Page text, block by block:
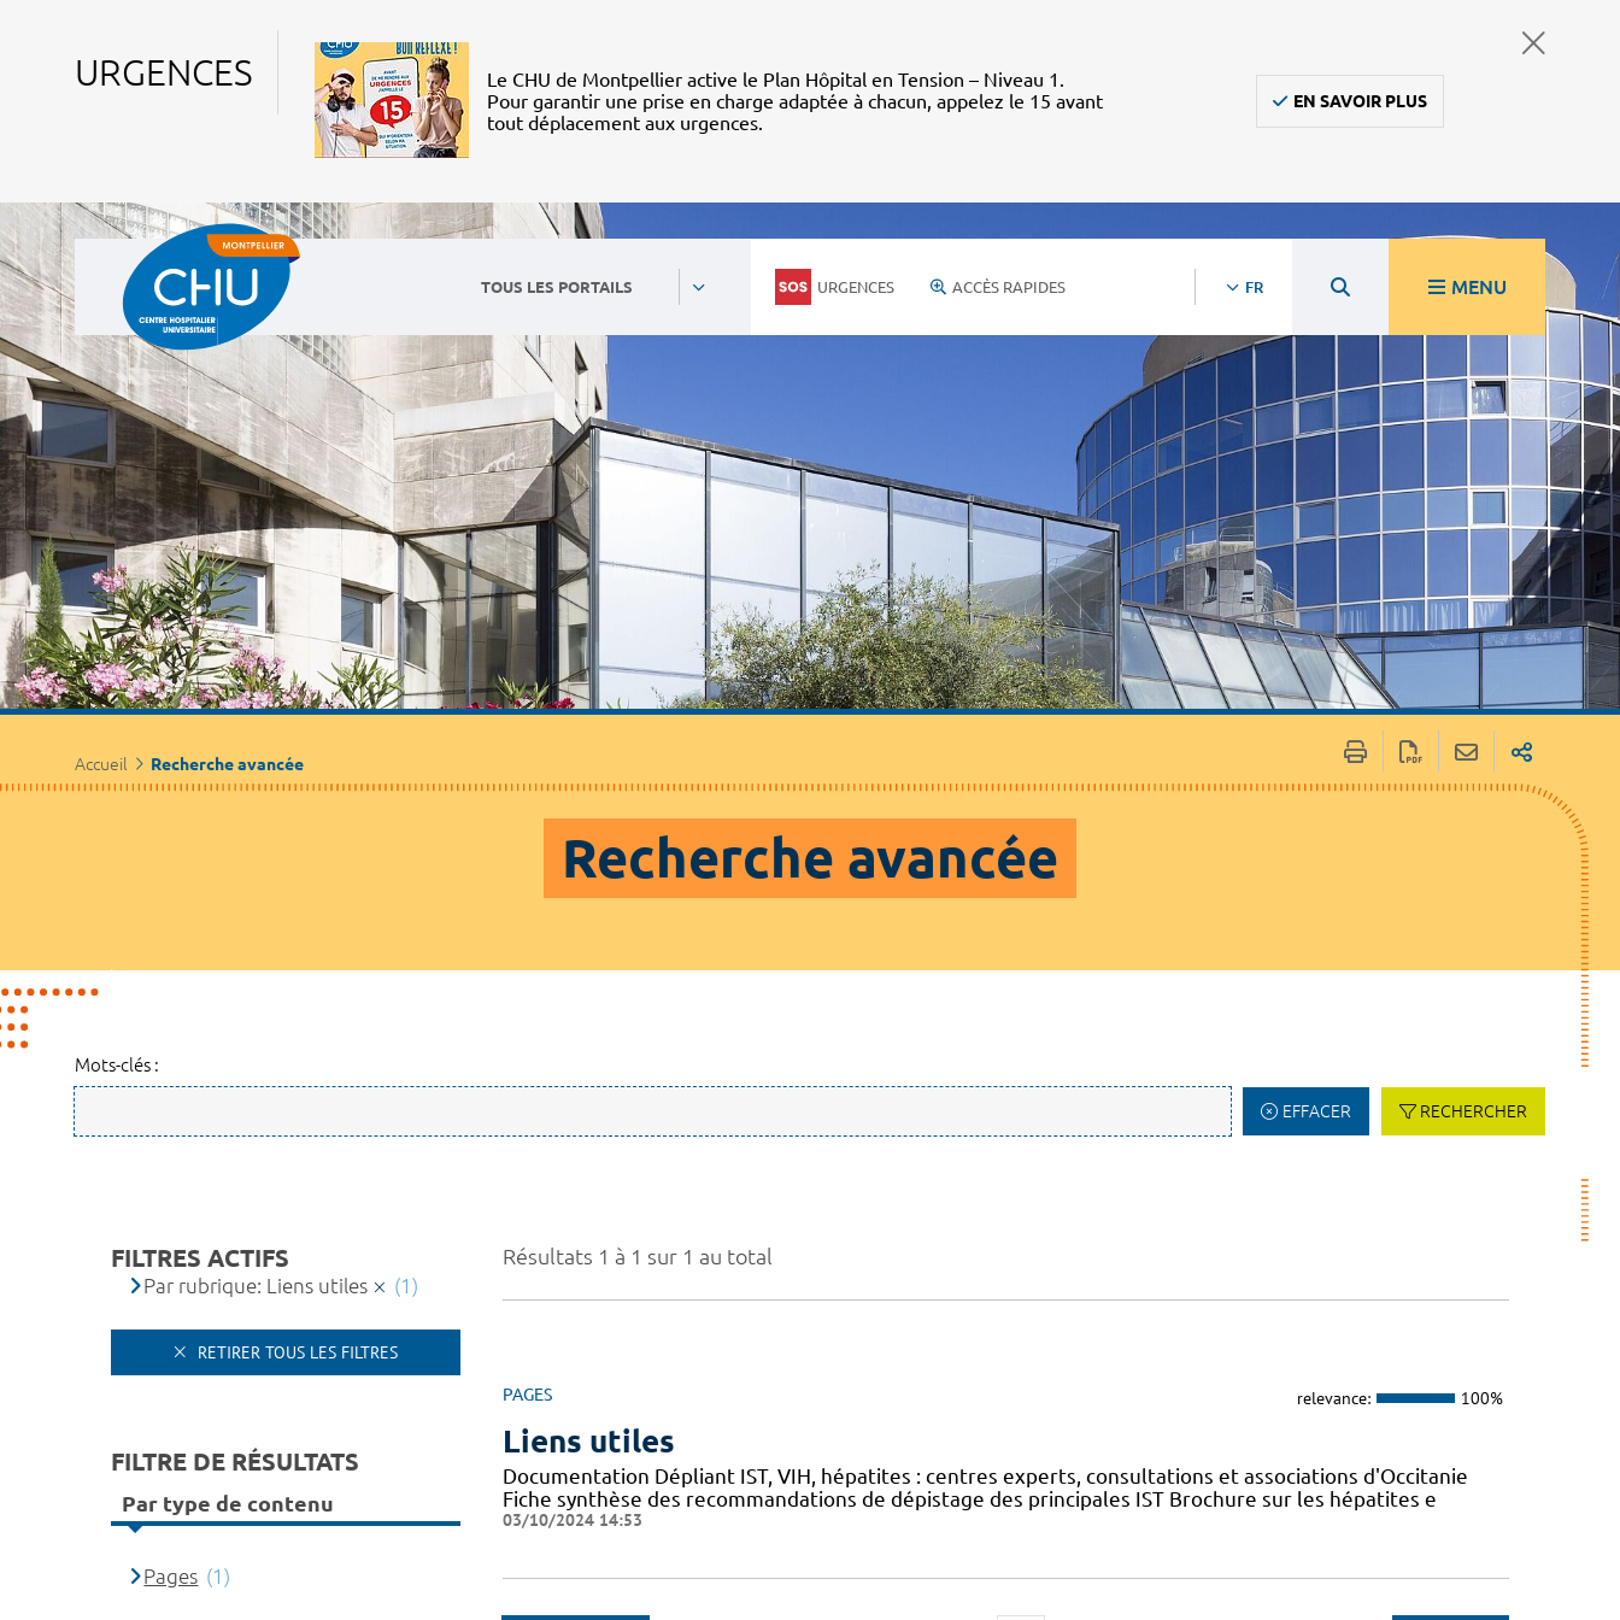
URGENCES
Le CHU de Montpellier active le Plan Hôpital en Tension – Niveau 1.
Pour garantir une prise en charge adaptée à chacun, appelez le 15 avant
tout déplacement aux urgences.
EN SAVOIR PLUS
TOUS LES PORTAILS URGENCES ACCÈS RAPIDES FR MENU
Accueil Recherche avancée
Recherche avancée
Mots-clés :
EFFACER RECHERCHER
Résultats 1 à 1 sur 1 au total
PAGES relevance: 100%
Liens utiles
Documentation Dépliant IST, VIH, hépatites : centres experts, consultations et associations d'Occitanie
Fiche synthèse des recommandations de dépistage des principales IST Brochure sur les hépatites e
03/10/2024 14:53
FILTRES ACTIFS
Par rubrique: Liens utiles (1)
RETIRER TOUS LES FILTRES
FILTRE DE RÉSULTATS
Par type de contenu
Pages (1)